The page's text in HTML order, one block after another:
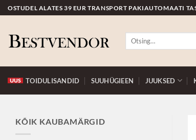
Skip
to
OSTUDEL ALATES 39 EUR TRANSPORT PAKIAUTOMAATI
Otsi:
TOIDULISANDID SUUHÜGIEEN JUUKSED
KÕIK KAUBAMÄRGID